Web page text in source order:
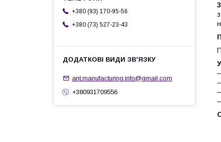
з
+380 (93) 170-95-56
+380 (73) 527-23-43
ant.manufacturing.info@gmail.com
+380931709556